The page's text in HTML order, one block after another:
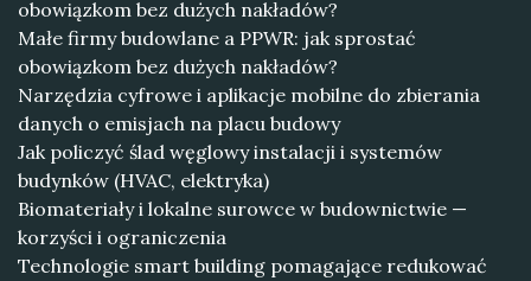
obowiązkom bez dużych nakładów?
Małe firmy budowlane a PPWR: jak sprostać
obowiązkom bez dużych nakładów?
Narzędzia cyfrowe i aplikacje mobilne do zbierania
danych o emisjach na placu budowy
Jak policzyć ślad węglowy instalacji i systemów
budynków (HVAC, elektryka)
Biomateriały i lokalne surowce w budownictwie —
korzyści i ograniczenia
Technologie smart building pomagające redukować